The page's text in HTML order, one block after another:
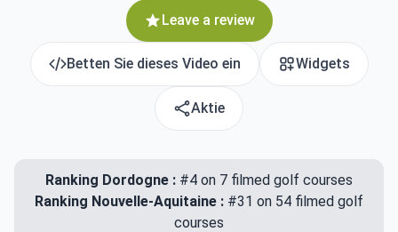
Leave a review
Betten Sie dieses Video ein Widgets
Aktie
Ranking Dordogne : #4 on 7 filmed golf courses
Ranking Nouvelle-Aquitaine : #31 on 54 filmed golf
courses